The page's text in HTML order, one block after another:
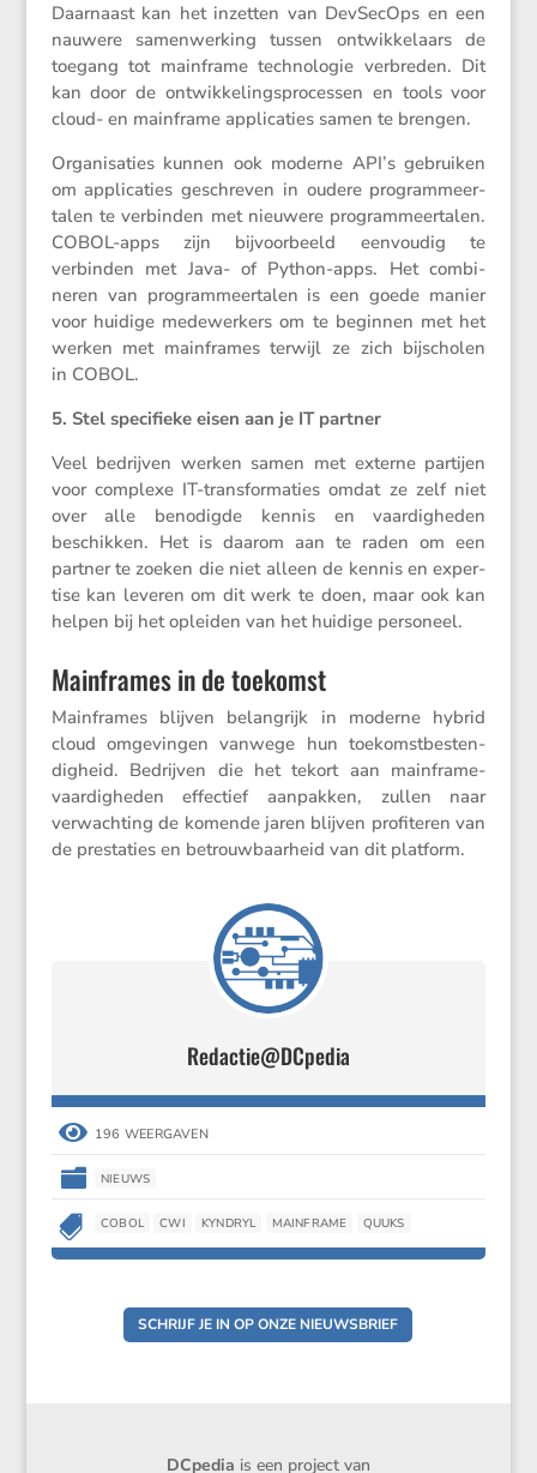
Daarnaast kan het inzetten van DevSecOps en een
nauwere samen­wer­king tussen ontwik­ke­laars de
toegang tot mainframe techno­logie verbreden. Dit
kan door de ontwik­ke­lings­pro­cessen en tools voor
cloud- en mainframe appli­ca­ties samen te brengen.
Organi­sa­ties kunnen ook moderne API’s gebruiken
om appli­ca­ties geschreven in oudere program­meer­
talen te verbinden met nieuwere program­meer­talen.
COBOL-apps zijn bijvoor­beeld eenvoudig te
verbinden met Java- of Python-apps. Het combi­
neren van program­meer­talen is een goede manier
voor huidige medewer­kers om te beginnen met het
werken met mainframes terwijl ze zich bijscholen
in COBOL.
5. Stel speci­fieke eisen aan je IT partner
Veel bedrijven werken samen met externe partijen
voor complexe IT-trans­for­ma­ties omdat ze zelf niet
over alle benodigde kennis en vaardig­heden
beschikken. Het is daarom aan te raden om een
partner te zoeken die niet alleen de kennis en exper­
tise kan leveren om dit werk te doen, maar ook kan
helpen bij het opleiden van het huidige personeel.
Mainframes in de toekomst
Mainframes blijven belang­rijk in moderne hybrid
cloud omgevingen vanwege hun toekomst­be­sten­
dig­heid. Bedrijven die het tekort aan mainframe-
vaardig­heden effec­tief aanpakken, zullen naar
verwach­ting de komende jaren blijven profi­teren van
de presta­ties en betrouw­baar­heid van dit platform.
Redactie@DCpedia
 196 WEERGAVEN
 NIEUWS
 COBOL CWI KYNDRYL MAINFRAME QUUKS
SCHRIJF JE IN OP ONZE NIEUWSBRIEF
DCpedia is een project van